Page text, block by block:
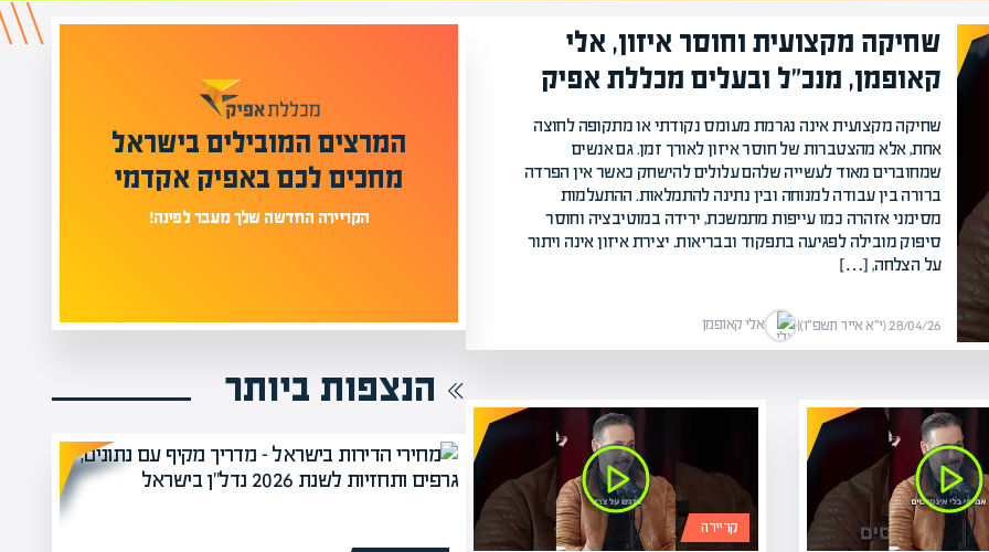
שחיקה מקצועית וחוסר איזון, אלי
קאופמן, מנכ"ל ובעלים מכללת אפיק
שחיקה מקצועית אינה נגרמת מעומס נקודתי או מתקופה לחוצה
אחת, אלא מהצטברות של חוסר איזון לאורך זמן. גם אנשים
שמחוברים מאוד לעשייה שלהם עלולים להישחק כאשר אין הפרדה
ברורה בין עבודה למנוחה ובין נתינה להתמלאות. ההתעלמות
מסימני אזהרה כמו עייפות מתמשכת, ירידה במוטיבציה וחוסר
סיפוק מובילה לפגיעה בתפקוד ובבריאות. יצירת איזון אינה ויתור
על הצלחה, […]
28/04/26 (י״א אייר תשפ״ו) | אלי קאופמן
קריירה
המרצים המובילים בישראל
מחכים לכם באפיק אקדמי
הקריירה החדשה שלך מעבר לפינה!
הנצפות ביותר